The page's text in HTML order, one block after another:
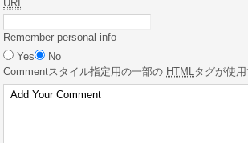
URI
Remember personal info
Yes
No
Commentスタイル指定用の一部の HTMLタグが使